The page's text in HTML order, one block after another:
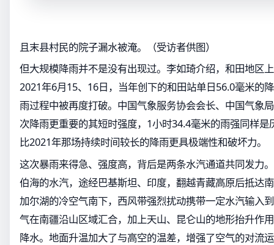
且末县村民的院子漏水被淹。（受访者供图）
但大规模降雨并不是没有出现过。李如琦介绍，和田地区
2021年6月15、16日，当年创下的和田站单日56.0毫米的
雨过程中被再度打破。中国气象服务协会会长、中国气象
次降雨更重要的其短时强度，1小时34.4毫米的雨强同样是
比2021年那场持续时间较长的降雨更具极端性和破坏力。
这次暴雨来得急、强度高，背后是两条水汽通道共同发力
伯海的水汽，途经巴基斯坦、印度，翻越青藏高原后抵达
加尔湖的冷空气南下，西风带强烈扰动携带一定水汽输入
气在南疆沿山区域汇合，加上天山、昆仑山的地形抬升作
降水。地面升温加大了与高空的温差，增强了空气的对流